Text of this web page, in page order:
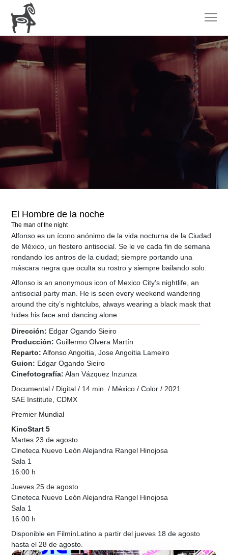
El Hombre de la noche
The man of the night
Alfonso es un ícono anónimo de la vida nocturna de la Ciudad
de México, un fiestero antisocial. Se le ve cada fin de semana
rondando los antros de la ciudad; siempre portando una
máscara negra que oculta su rostro y siempre bailando solo.
Alfonso is an anonymous icon of Mexico City’s nightlife, an
antisocial party man. He is seen every weekend wandering
around the city’s nightclubs, always wearing a black mask that
hides his face and dancing alone.
Dirección: Edgar Ogando Sieiro
Producción: Guillermo Olvera Martín
Reparto: Alfonso Angoitia, Jose Angoitia Lameiro
Guion: Edgar Ogando Sieiro
Cinefotografía: Alan Vázquez Inzunza
Documental / Digital / 14 min. / México / Color / 2021
SAE Institute, CDMX
Premier Mundial
KinoStart 5
Martes 23 de agosto
Cineteca Nuevo León Alejandra Rangel Hinojosa
Sala 1
16:00 h
Jueves 25 de agosto
Cineteca Nuevo León Alejandra Rangel Hinojosa
Sala 1
16:00 h
Disponible en FilminLatino a partir del jueves 18 de agosto
hasta el 28 de agosto.